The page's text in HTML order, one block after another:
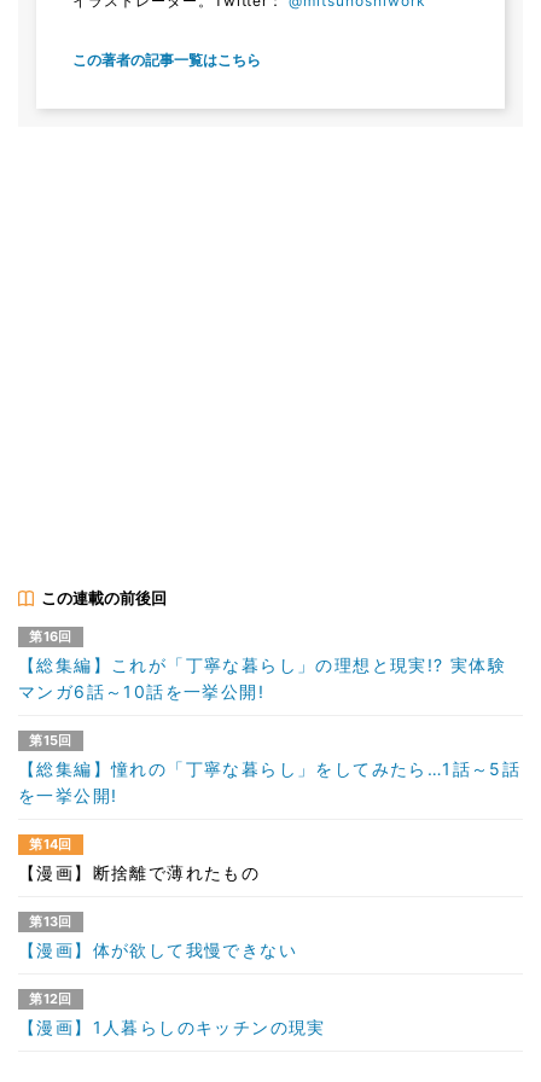
この著者の記事一覧はこちら
この連載の前後回
第16回
【総集編】これが「丁寧な暮らし」の理想と現実!? 実体験
マンガ6話～10話を一挙公開!
第15回
【総集編】憧れの「丁寧な暮らし」をしてみたら…1話～5話
を一挙公開!
第14回
【漫画】断捨離で薄れたもの
第13回
【漫画】体が欲して我慢できない
第12回
【漫画】1人暮らしのキッチンの現実